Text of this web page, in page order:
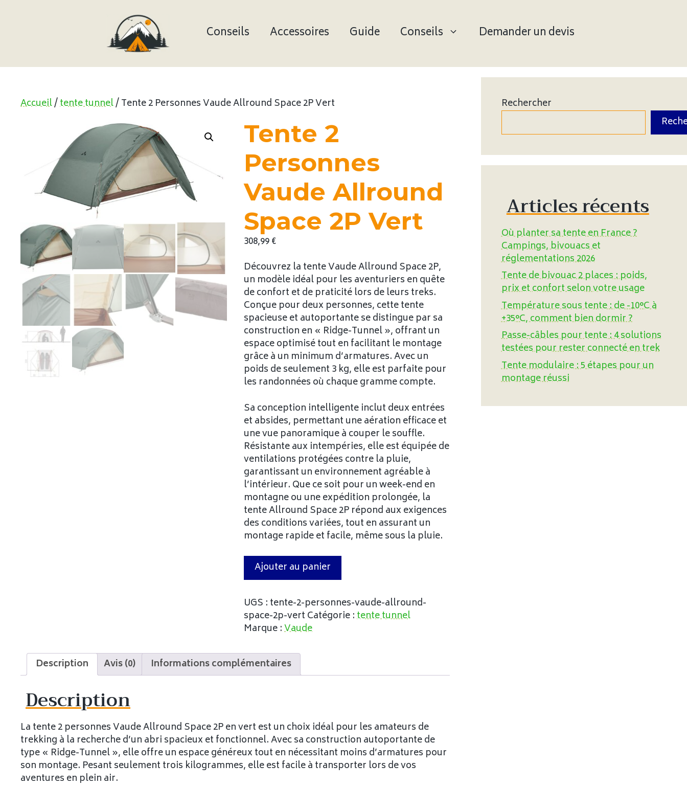
Conseils Accessoires Guide Conseils Demander un devis
Accueil/tente tunnel/ Tente 2 Personnes Vaude Allround Space 2P Vert
Tente 2
Personnes
Vaude Allround
Space 2P Vert
308,99€
Découvrez la tente Vaude Allround Space 2P,
un modèle idéal pour les aventuriers en quête
de confort et de praticité lors de leurs treks.
Conçue pour deux personnes, cette tente
spacieuse et autoportante se distingue par sa
construction en « Ridge-Tunnel », offrant un
espace optimisé tout en facilitant le montage
grâce à un minimum d’armatures. Avec un
poids de seulement 3 kg, elle est parfaite pour
les randonnées où chaque gramme compte.
Sa conception intelligente inclut deux entrées
et absides, permettant une aération efficace et
une vue panoramique à couper le souffle.
Résistante aux intempéries, elle est équipée de
ventilations protégées contre la pluie,
garantissant un environnement agréable à
l’intérieur. Que ce soit pour un week-end en
montagne ou une expédition prolongée, la
tente Allround Space 2P répond aux exigences
des conditions variées, tout en assurant un
montage rapide et facile, même sous la pluie.
Ajouter au panier
UGS : tente-2-personnes-vaude-allround-
space-2p-vert Catégorie :tente tunnel
Marque :Vaude
Description Avis (0) Informations complémentaires
Description
La tente 2 personnes Vaude Allround Space 2P en vert est un choix idéal pour les amateurs de
trekking à la recherche d’un abri spacieux et fonctionnel. Avec sa construction autoportante de
type « Ridge-Tunnel », elle offre un espace généreux tout en nécessitant moins d’armatures pour
son montage. Pesant seulement trois kilogrammes, elle est facile à transporter lors de vos
aventures en plein air.
Rechercher
Articles récents
Où planter sa tente en France ?
Campings, bivouacs et
réglementations 2026
Tente de bivouac 2 places : poids,
prix et confort selon votre usage
Température sous tente : de -10°C à
+35°C, comment bien dormir ?
Passe-câbles pour tente : 4 solutions
testées pour rester connecté en trek
Tente modulaire : 5 étapes pour un
montage réussi